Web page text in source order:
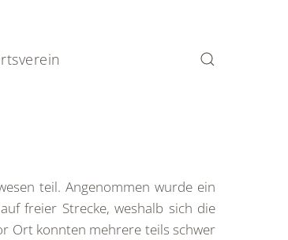
teil. Angenommen wurde ein
freier Strecke, weshalb sich die
Ort konnten mehrere teils schwer